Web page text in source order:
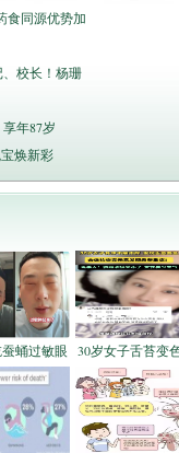
食同源优势加
校长！杨珊
年87岁
焕新彩
蛹过敏眼 30岁女子舌苔变